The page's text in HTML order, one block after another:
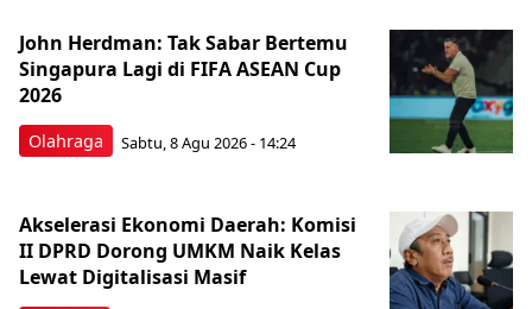
Olahraga
John Herdman: Tak Sabar Bertemu
Singapura Lagi di FIFA ASEAN Cup
2026
Sabtu, 8 Agu 2026 - 14:24
Akselerasi Ekonomi Daerah: Komisi
II DPRD Dorong UMKM Naik Kelas
Lewat Digitalisasi Masif